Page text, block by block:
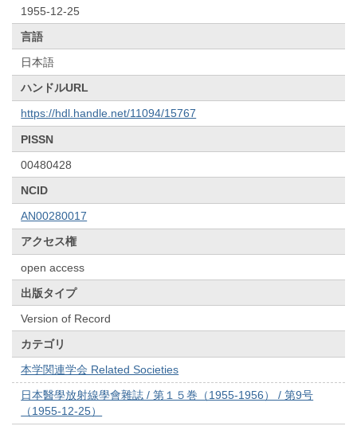
1955-12-25
言語
日本語
ハンドルURL
https://hdl.handle.net/11094/15767
PISSN
00480428
NCID
AN00280017
アクセス権
open access
出版タイプ
Version of Record
カテゴリ
本学関連学会 Related Societies
日本醫學放射線學會雜誌 / 第１５巻（1955-1956） / 第9号
（1955-12-25）